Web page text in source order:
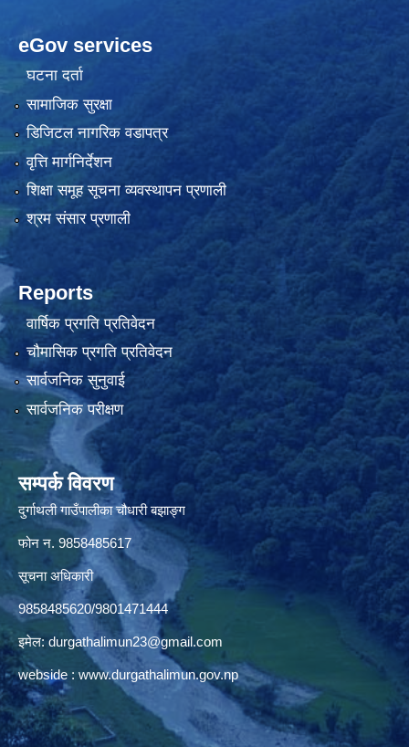
eGov services
घटना दर्ता
सामाजिक सुरक्षा
डिजिटल नागरिक वडापत्र
वृत्ति मार्गनिर्देशन
शिक्षा समूह सूचना व्यवस्थापन प्रणाली
श्रम संसार प्रणाली
Reports
वार्षिक प्रगति प्रतिवेदन
चौमासिक प्रगति प्रतिवेदन
सार्वजनिक सुनुवाई
सार्वजनिक परीक्षण
सम्पर्क विवरण
दुर्गाथली गाउँपालीका चौधारी बझाङ्ग
फोन न.‌ 9858485617
सूचना अधिकारी
9858485620/9801471444
इमेल: durgathalimun23@gmail.com
webside : www.durgathalimun.gov.np